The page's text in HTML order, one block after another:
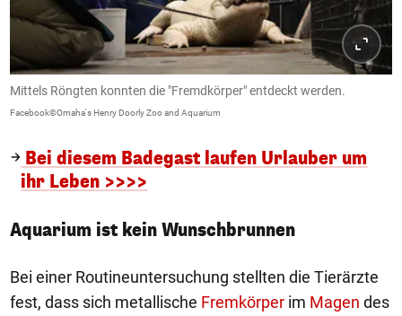
Mittels Röngten konnten die "Fremdkörper" entdeckt werden.
Facebook©Omaha's Henry Doorly Zoo and Aquarium
Bei diesem Badegast laufen Urlauber um
ihr Leben >>>>
Aquarium ist kein Wunschbrunnen
Bei einer Routineuntersuchung stellten die Tierärzte
fest, dass sich metallische Fremkörper im Magen des